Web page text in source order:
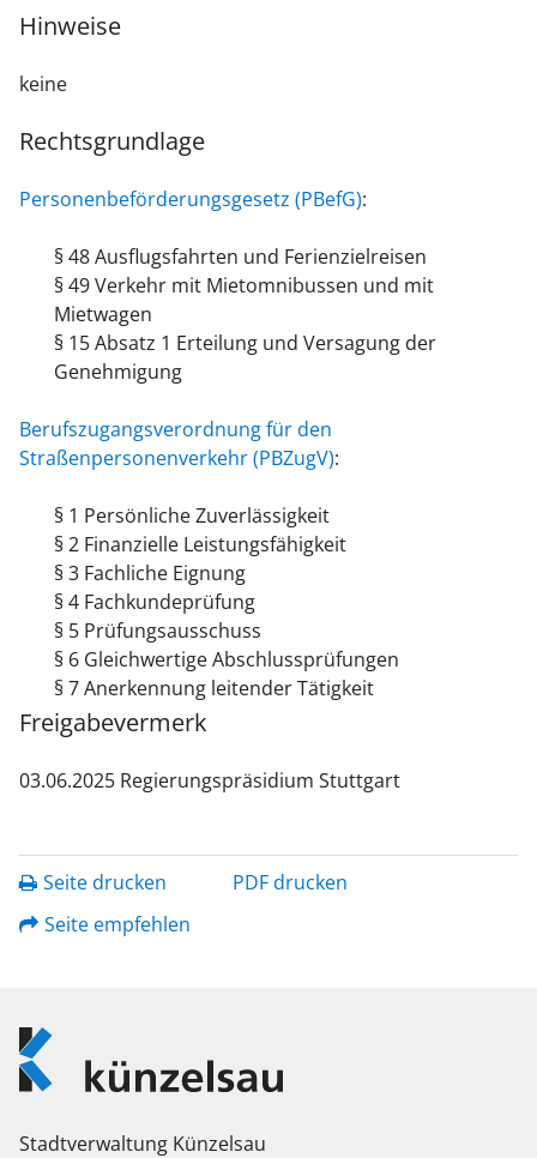
Hinweise
keine
Rechtsgrundlage
Personenbeförderungsgesetz (PBefG):
§ 48 Ausflugsfahrten und Ferienzielreisen
§ 49 Verkehr mit Mietomnibussen und mit
Mietwagen
§ 15 Absatz 1 Erteilung und Versagung der
Genehmigung
Berufszugangsverordnung für den
Straßenpersonenverkehr (PBZugV):
§ 1 Persönliche Zuverlässigkeit
§ 2 Finanzielle Leistungsfähigkeit
§ 3 Fachliche Eignung
§ 4 Fachkundeprüfung
§ 5 Prüfungsausschuss
§ 6 Gleichwertige Abschlussprüfungen
§ 7 Anerkennung leitender Tätigkeit
Freigabevermerk
03.06.2025 Regierungspräsidium Stuttgart
Seite drucken
PDF drucken
Seite empfehlen
Logo
Künzelsau
Stadtverwaltung Künzelsau